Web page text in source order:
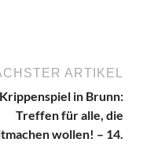
ARTIKEL
Krippenspiel in Brunn:
Treffen für alle, die
wollen! – 14.